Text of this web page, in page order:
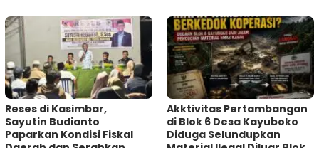
Reses di Kasimbar,
Sayutin Budianto
Paparkan Kondisi Fiskal
Akktivitas Pertambangan
di Blok 6 Desa Kayuboko
Diduga Selundupkan